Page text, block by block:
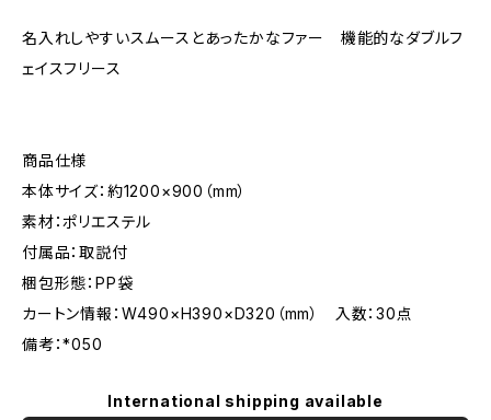
名入れしやすいスムースとあったかなファー 機能的なダブルフ
ェイスフリース
商品仕様
本体サイズ：約1200×900（mm）
素材：ポリエステル
付属品：取説付
梱包形態：PP袋
カートン情報：W490×H390×D320（mm） 入数：30点
備考：*050
International shipping available